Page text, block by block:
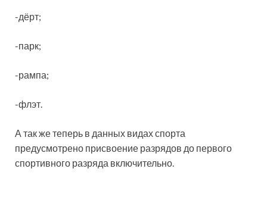
-дёрт;
-парк;
-рампа;
-флэт.
А так же теперь в данных видах спорта
предусмотрено присвоение разрядов до первого
спортивного разряда включительно.